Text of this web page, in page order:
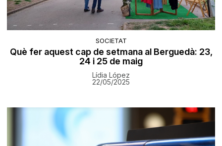
SOCIETAT
Què fer aquest cap de setmana al Berguedà: 23,
24 i 25 de maig
Lídia López
22/05/2025